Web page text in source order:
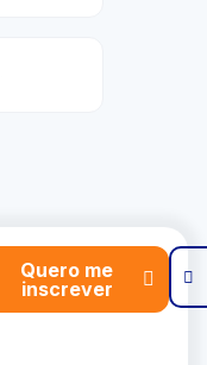
Quero me
inscrever